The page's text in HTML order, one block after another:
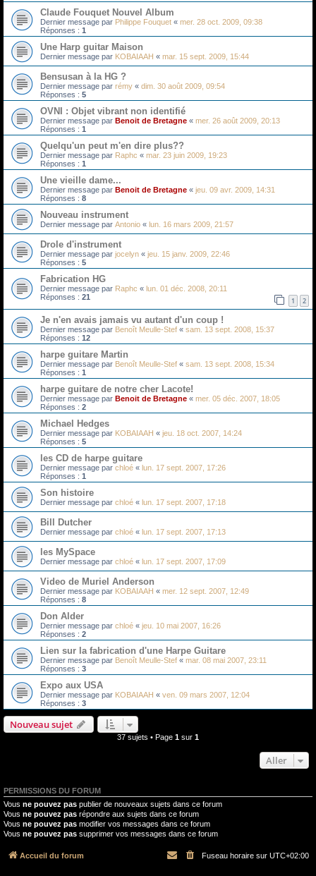
Claude Fouquet Nouvel Album
Dernier message par Philippe Fouquet « mer. 28 oct. 2009, 09:38
Réponses : 1
Une Harp guitar Maison
Dernier message par KOBAIAAH « mar. 15 sept. 2009, 15:44
Bensusan à la HG ?
Dernier message par rémy « dim. 30 août 2009, 09:54
Réponses : 5
OVNI : Objet vibrant non identifié
Dernier message par Benoit de Bretagne « mer. 26 août 2009, 20:13
Réponses : 1
Quelqu'un peut m'en dire plus??
Dernier message par Raphc « mar. 23 juin 2009, 19:23
Réponses : 1
Une vieille dame...
Dernier message par Benoit de Bretagne « jeu. 09 avr. 2009, 14:31
Réponses : 8
Nouveau instrument
Dernier message par Antonio « lun. 16 mars 2009, 21:57
Drole d'instrument
Dernier message par jocelyn « jeu. 15 janv. 2009, 22:46
Réponses : 5
Fabrication HG
Dernier message par Raphc « lun. 01 déc. 2008, 20:11
Réponses : 21 1 2
Je n'en avais jamais vu autant d'un coup !
Dernier message par Benoît Meulle-Stef « sam. 13 sept. 2008, 15:37
Réponses : 12
harpe guitare Martin
Dernier message par Benoît Meulle-Stef « sam. 13 sept. 2008, 15:34
Réponses : 1
harpe guitare de notre cher Lacote!
Dernier message par Benoit de Bretagne « mer. 05 déc. 2007, 18:05
Réponses : 2
Michael Hedges
Dernier message par KOBAIAAH « jeu. 18 oct. 2007, 14:24
Réponses : 5
les CD de harpe guitare
Dernier message par chloé « lun. 17 sept. 2007, 17:26
Réponses : 1
Son histoire
Dernier message par chloé « lun. 17 sept. 2007, 17:18
Bill Dutcher
Dernier message par chloé « lun. 17 sept. 2007, 17:13
les MySpace
Dernier message par chloé « lun. 17 sept. 2007, 17:09
Video de Muriel Anderson
Dernier message par KOBAIAAH « mer. 12 sept. 2007, 12:49
Réponses : 8
Don Alder
Dernier message par chloé « jeu. 10 mai 2007, 16:26
Réponses : 2
Lien sur la fabrication d'une Harpe Guitare
Dernier message par Benoît Meulle-Stef « mar. 08 mai 2007, 23:11
Réponses : 3
Expo aux USA
Dernier message par KOBAIAAH « ven. 09 mars 2007, 12:04
Réponses : 3
Nouveau sujet
37 sujets • Page 1 sur 1
Aller
PERMISSIONS DU FORUM
Vous ne pouvez pas publier de nouveaux sujets dans ce forum
Vous ne pouvez pas répondre aux sujets dans ce forum
Vous ne pouvez pas modifier vos messages dans ce forum
Vous ne pouvez pas supprimer vos messages dans ce forum
Accueil du forum Fuseau horaire sur UTC+02:00